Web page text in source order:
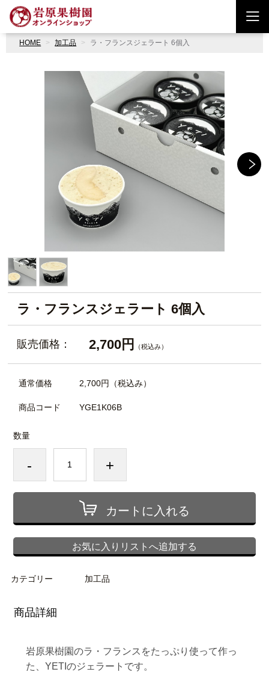
HOME 加工品 ラ・フランスジェラート 6個入
ラ・フランスジェラート 6個入
販売価格： 2,700円 （税込み）
通常価格 2,700円 （税込み）
商品コード YGE1K06B
数量
- +
カートに入れる
お気に入りリストへ追加する
カテゴリー 加工品
商品詳細
岩原果樹園のラ・フランスをたっぷり使って作っ
た、YETIのジェラートです。